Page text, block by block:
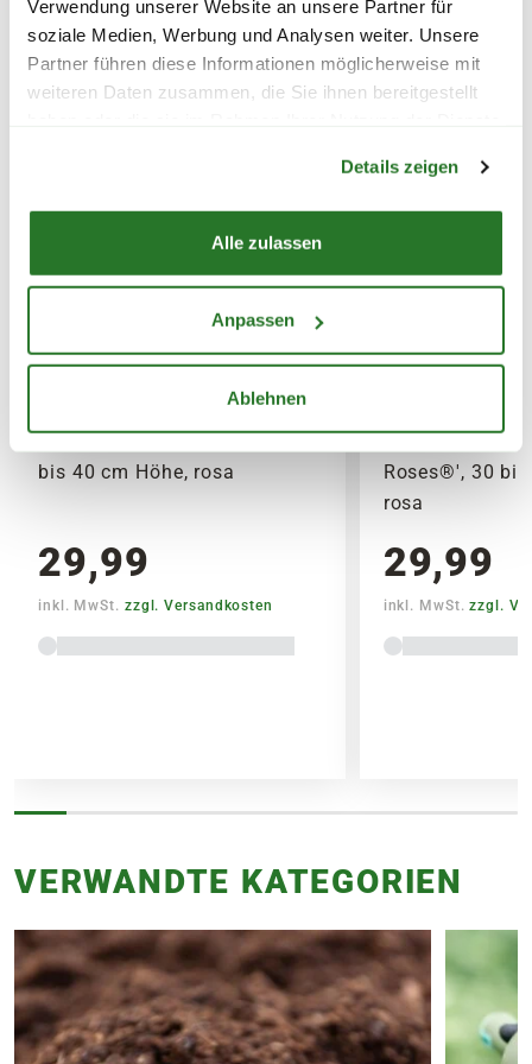
Verwendung unserer Website an unsere Partner für
soziale Medien, Werbung und Analysen weiter. Unsere
Partner führen diese Informationen möglicherweise mit
weiteren Daten zusammen, die Sie ihnen bereitgestellt
Details zeigen
Alle zulassen
Anpassen
Ablehnen
Ganzjährig, außer bei Hitze und Frost.
Blätter
Lieferhinweise
PAKETVERSAND
für Standardpakete (z.B.Dünger oder
Zubehör)
SPERRGUTVERSAND
SPEDITIONSVERSAND
Rhododendron 'Graziella', 30
bis 40 cm Höhe, rosa
29,99
inkl. MwSt. zzgl. Versandkosten
Rhododendron
Roses®', 30
rosa
29,99
inkl. MwSt.zzgl.
VERWANDTE KATEGORIEN